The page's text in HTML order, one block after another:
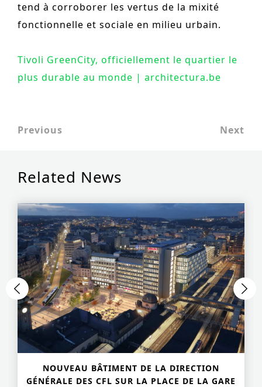
tend à corroborer les vertus de la mixité
fonctionnelle et sociale en milieu urbain.
Tivoli GreenCity, officiellement le quartier le
plus durable au monde | architectura.be
Previous Next
Related News
NOUVEAU BÂTIMENT DE LA DIRECTION
GÉNÉRALE DES CFL SUR LA PLACE DE LA GARE